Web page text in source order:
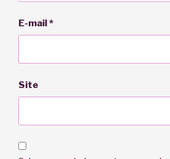
E-mail*
Site